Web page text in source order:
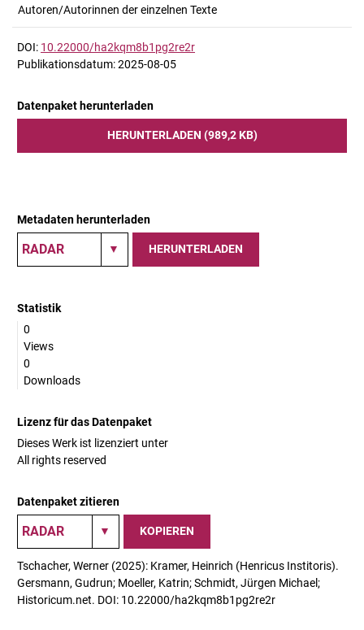
Autoren/Autorinnen der einzelnen Texte
DOI: 10.22000/ha2kqm8b1pg2re2r
Publikationsdatum: 2025-08-05
Datenpaket herunterladen
HERUNTERLADEN (989,2 KB)
Metadaten herunterladen
HERUNTERLADEN
Statistik
0
Views
0
Downloads
Lizenz für das Datenpaket
Dieses Werk ist lizenziert unter
All rights reserved
Datenpaket zitieren
KOPIEREN
Tschacher, Werner (2025): Kramer, Heinrich (Henricus Institoris).
Gersmann, Gudrun; Moeller, Katrin; Schmidt, Jürgen Michael;
Historicum.net. DOI: 10.22000/ha2kqm8b1pg2re2r